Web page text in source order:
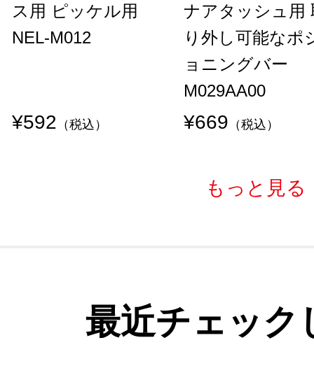
ス用 ピッケル用
NEL-M012
¥592 （税込）
ナアタッシュ用
り外し可能なポ
ョニングバー
M029AA00
¥669 （税込）
もっと見る
最近チェック